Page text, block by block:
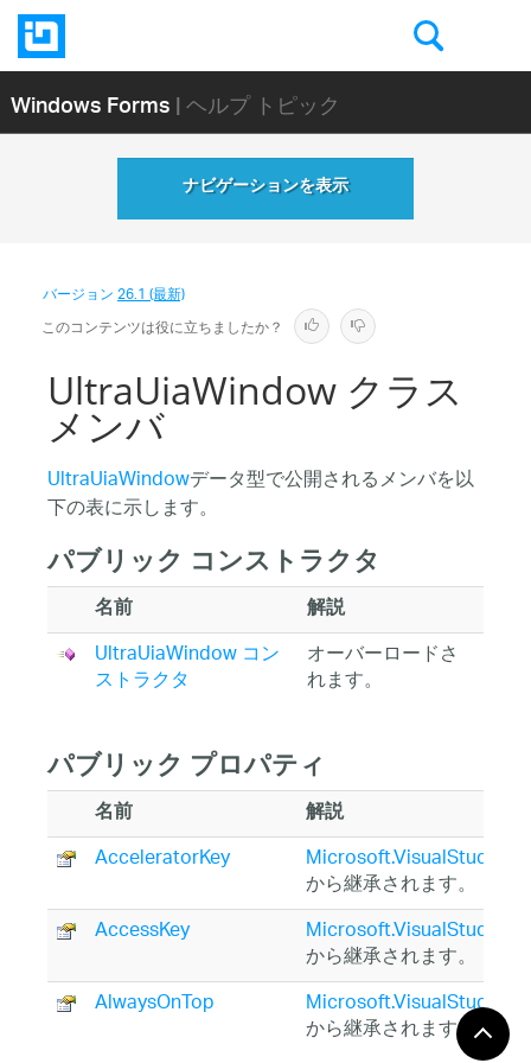
Windows Forms| ヘルプ トピック
ナビゲーションを表示
バージョン26.1 (最新)
このコンテンツは役に立ちましたか？
UltraUiaWindow クラス
メンバ
UltraUiaWindowデータ型で公開されるメンバを以
下の表に示します。
パブリック コンストラクタ
名前 解説
UltraUiaWindow コン
ストラクタ
オーバーロードさ
れます。
パブリック プロパティ
名前 解説
AcceleratorKey
から継承されます。
AccessKey
から継承されます。
AlwaysOnTop
から継承されます。